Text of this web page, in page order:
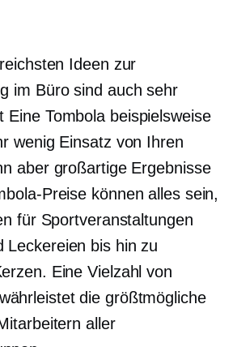
Ideen zur
im Büro sind auch sehr
Eine Tombola beispielsweise
wenig Einsatz von Ihren
aber großartige Ergebnisse
Preise können alles sein,
für Sportveranstaltungen
Leckereien bis hin zu
Eine Vielzahl von
die größtmögliche
aller